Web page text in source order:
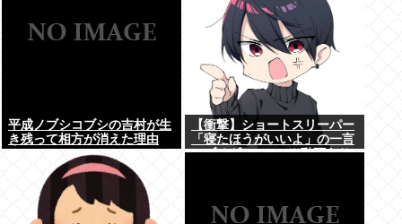
平成ノブシコブシの吉村が生
き残って相方が消えた理由
【衝撃】ショートスリーパー
「寝たほうがいいよ」の一言
にブチギレwww(※動画あり)